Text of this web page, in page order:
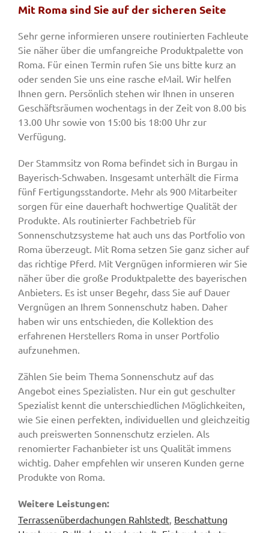
Mit Roma sind Sie auf der sicheren Seite
Sehr gerne informieren unsere routinierten Fachleute
Sie näher über die umfangreiche Produktpalette von
Roma. Für einen Termin rufen Sie uns bitte kurz an
oder senden Sie uns eine rasche eMail. Wir helfen
Ihnen gern. Persönlich stehen wir Ihnen in unseren
Geschäftsräumen wochentags in der Zeit von 8.00 bis
13.00 Uhr sowie von 15:00 bis 18:00 Uhr zur
Verfügung.
Der Stammsitz von Roma befindet sich in Burgau in
Bayerisch-Schwaben. Insgesamt unterhält die Firma
fünf Fertigungsstandorte. Mehr als 900 Mitarbeiter
sorgen für eine dauerhaft hochwertige Qualität der
Produkte. Als routinierter Fachbetrieb für
Sonnenschutzsysteme hat auch uns das Portfolio von
Roma überzeugt. Mit Roma setzen Sie ganz sicher auf
das richtige Pferd. Mit Vergnügen informieren wir Sie
näher über die große Produktpalette des bayerischen
Anbieters. Es ist unser Begehr, dass Sie auf Dauer
Vergnügen an Ihrem Sonnenschutz haben. Daher
haben wir uns entschieden, die Kollektion des
erfahrenen Herstellers Roma in unser Portfolio
aufzunehmen.
Zählen Sie beim Thema Sonnenschutz auf das
Angebot eines Spezialisten. Nur ein gut geschulter
Spezialist kennt die unterschiedlichen Möglichkeiten,
wie Sie einen perfekten, individuellen und gleichzeitig
auch preiswerten Sonnenschutz erzielen. Als
renomierter Fachanbieter ist uns Qualität immens
wichtig. Daher empfehlen wir unseren Kunden gerne
Produkte von Roma.
Weitere Leistungen:
Terrassenüberdachungen Rahlstedt, Beschattung